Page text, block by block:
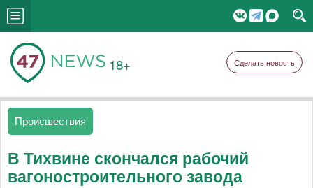
18+ Сделать новость
Происшествия
В Тихвине скончался рабочий
вагоностроительного завода